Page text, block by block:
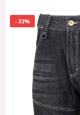
- 32%